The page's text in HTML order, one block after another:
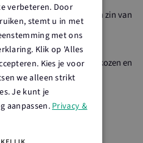
letters, kunnen daar een zin van
van
stroomt vol met goede
mooiste worden uitgekozen en
boerderijentocht.
verbeteren. Door
stemt u in met
met ons
Klik op 'Alles
Kies je voor
we alleen strikt
Je kunt je
aanpassen. Privacy &